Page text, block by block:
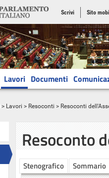
Scrivi Sito
Lavori Documenti
> Lavori > Resoconti > Resoconti
Resoconto
Stenografico Sommario